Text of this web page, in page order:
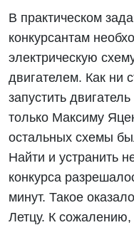
В практическом
конкурсантам
электрическую
двигателем. Как ни
запустить
только Максиму
остальных схемы
Найти и устранить
конкурса
минут. Такое
Летцу. К сожалению,